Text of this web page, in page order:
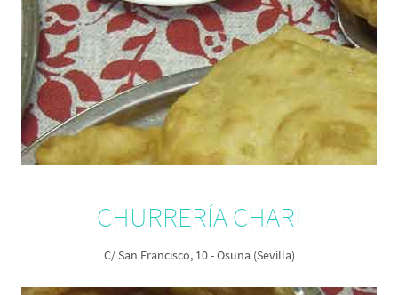
CHURRERÍA CHARI
C/ San Francisco, 10 - Osuna (Sevilla)